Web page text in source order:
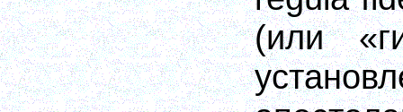
(или